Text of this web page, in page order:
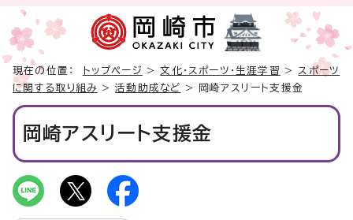
現在の位置： トップページ >文化・スポーツ・生涯学習 > スポーツ
に関する取り組み >活動助成など > 岡崎アスリート支援金
岡崎アスリート支援金